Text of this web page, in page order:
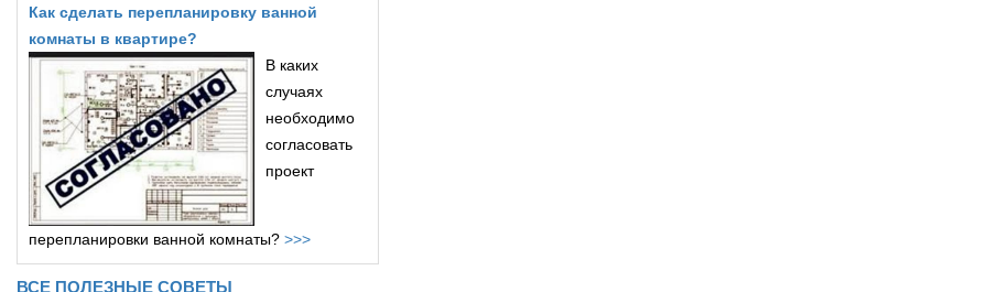
Как сделать перепланировку ванной
комнаты в квартире?
В каких
случаях
необходимо
согласовать
проект
перепланировки ванной комнаты? >>>
ВСЕ ПОЛЕЗНЫЕ СОВЕТЫ